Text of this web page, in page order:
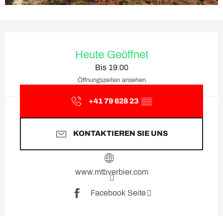
Heute Geöffnet
Bis 19:00
Öffnungszeiten ansehen
+41 79 628 23 ▒▒
KONTAKTIEREN SIE UNS
www.mtbverbier.com
Facebook Seite